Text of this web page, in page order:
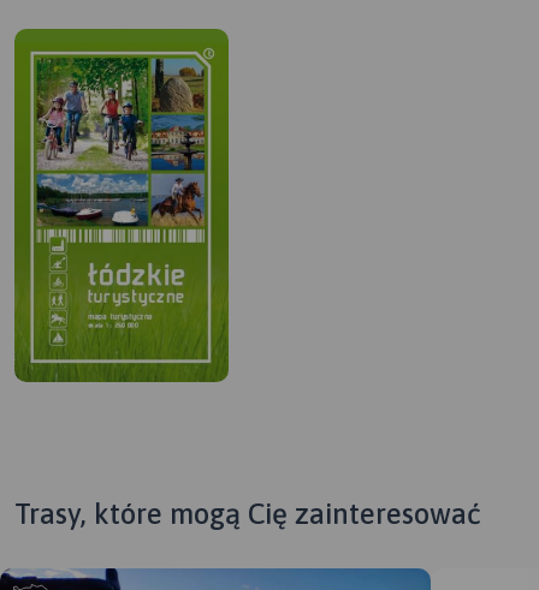
Trasy, które mogą Cię zainteresować